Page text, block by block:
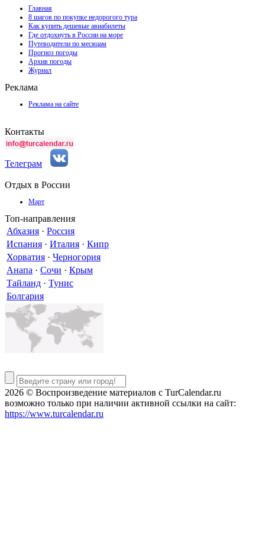
Главная
8 шагов по покупке недорогого тура
Как купить дешевые авиабилеты
Где отдохнуть в России на море
Путеводители по месяцам
Прогноз погоды
Архив погоды
Журнал
Реклама
Реклама на сайте
Контакты
Телеграм
Отдых в России
Март
Топ-направления
Абхазия · Россия
Испания · Италия · Кипр
Хорватия · Черногория
Анапа · Сочи · Крым
Тайланд · Тунис
Болгария
2026 © Воспроизведение материалов c TurCalendar.ru
возможно только при наличии активной ссылки на сайт:
https://www.turcalendar.ru